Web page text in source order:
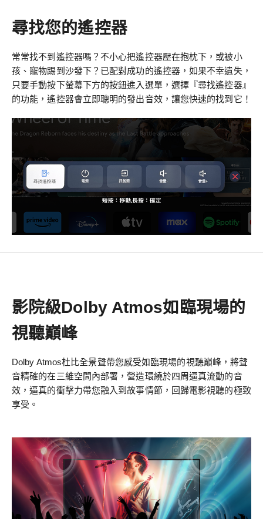
尋找您的遙控器
常常找不到遙控器嗎？不小心把遙控器壓在抱枕下，或被小
孩、寵物踢到沙發下？已配對成功的遙控器，如果不幸遺失，
只要手動按下螢幕下方的按鈕進入選單，選擇『尋找遙控器』
的功能，遙控器會立即聰明的發出音效，讓您快速的找到它！
影院級Dolby Atmos如臨現場的
視聽巔峰
Dolby Atmos杜比全景聲帶您感受如臨現場的視聽巔峰，將聲
音精確的在三維空間內部署，營造環繞於四周逼真流動的音
效，逼真的衝擊力帶您融入到故事情節，回歸電影視聽的極致
享受。